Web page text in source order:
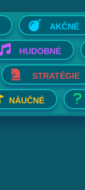
AKČNÉ
HUDOBNÉ
STRATÉGIE
NÁUČNÉ